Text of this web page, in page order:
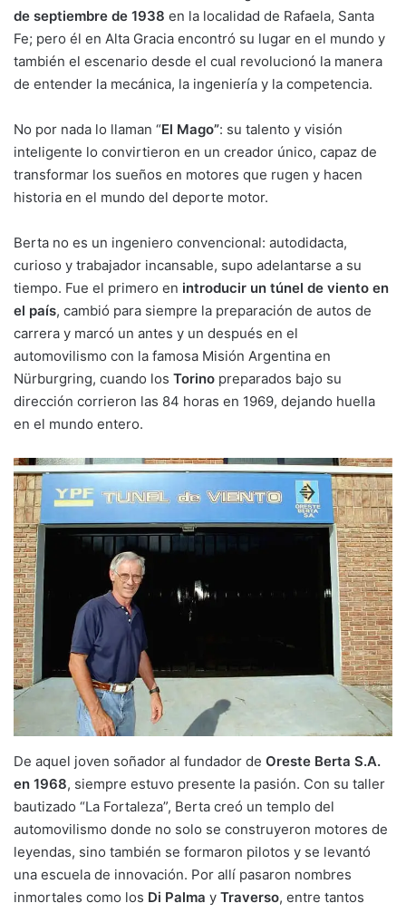
de septiembre de 1938 en la localidad de Rafaela, Santa
Fe; pero él en Alta Gracia encontró su lugar en el mundo y
también el escenario desde el cual revolucionó la manera
de entender la mecánica, la ingeniería y la competencia.
No por nada lo llaman “El Mago”: su talento y visión
inteligente lo convirtieron en un creador único, capaz de
transformar los sueños en motores que rugen y hacen
historia en el mundo del deporte motor.
Berta no es un ingeniero convencional: autodidacta,
curioso y trabajador incansable, supo adelantarse a su
tiempo. Fue el primero en introducir un túnel de viento en
el país, cambió para siempre la preparación de autos de
carrera y marcó un antes y un después en el
automovilismo con la famosa Misión Argentina en
Nürburgring, cuando los Torino preparados bajo su
dirección corrieron las 84 horas en 1969, dejando huella
en el mundo entero.
De aquel joven soñador al fundador de Oreste Berta S.A.
en 1968, siempre estuvo presente la pasión. Con su taller
bautizado “La Fortaleza”, Berta creó un templo del
automovilismo donde no solo se construyeron motores de
leyendas, sino también se formaron pilotos y se levantó
una escuela de innovación. Por allí pasaron nombres
inmortales como los Di Palma y Traverso, entre tantos